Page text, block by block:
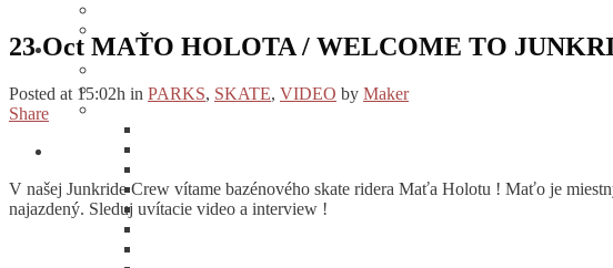
Kalendár BMX Akcií
TEAM
ČLENOVIA TÍMU
2017
2016
23 Oct MAŤO HOLOTA / WELCOME TO
Posted at 15:02h in PARKS, SKATE, VIDEO by Maker
Share
V našej Junkride Crew vítame bazénového skate ridera Maťa Holotu ! Maťo je
najazdený. Sleduj uvítacie video a interview !